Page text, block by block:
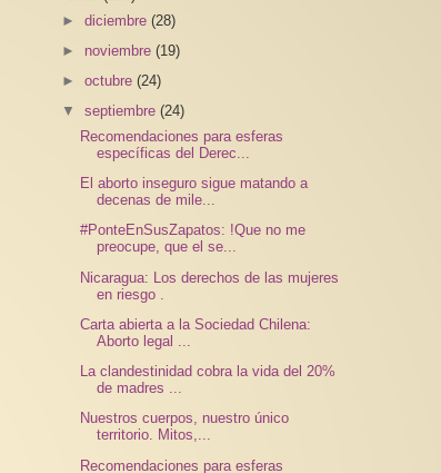
►diciembre(28)
► noviembre(19)
►octubre(24)
▼septiembre(24)
Recomendaciones para esferas
específicas del Derec...
El aborto inseguro sigue matando a
decenas de mile...
#PonteEnSusZapatos: !Que no me
preocupe, que el se...
Nicaragua: Los derechos de las mujeres
en riesgo .
Carta abierta a la Sociedad Chilena:
Aborto legal ...
La clandestinidad cobra la vida del 20%
de madres ...
Nuestros cuerpos, nuestro único
territorio. Mitos,...
Recomendaciones para esferas